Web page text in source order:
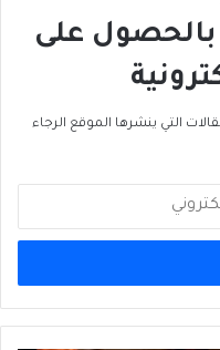
على
التي ينشرها الموقع الرجاء